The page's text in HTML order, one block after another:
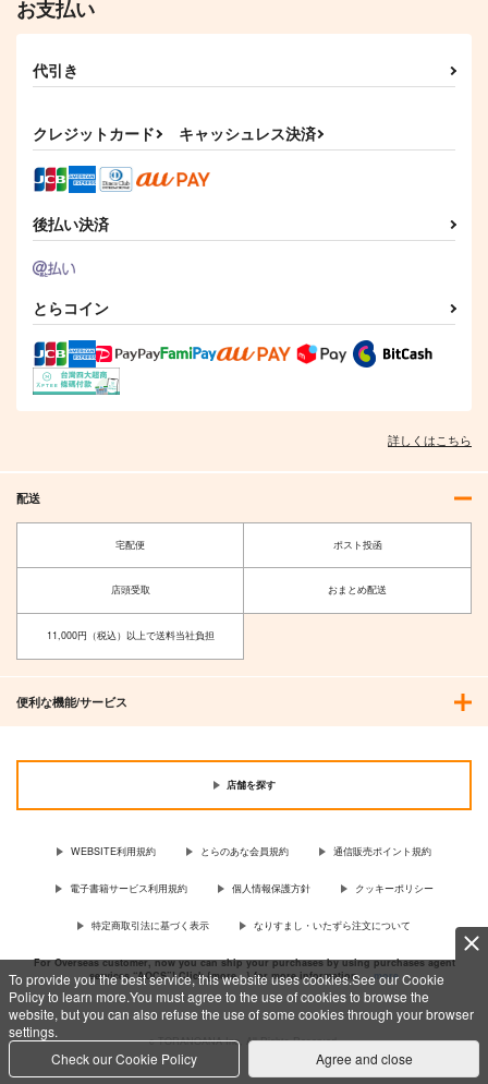
To provide you the best service, this website uses cookies.See our Cookie
Policy to learn more.You must agree to the use of cookies to browse the
website, but you can also refuse the use of some cookies through your browser
settings.
Check our Cookie Policy
Agree and close
Watatoshi
880円（税込）
サンプル
Watatoshi
880円
サンプル
AFEE エンターテイメ
サンプル
きまぐれな鮪亭
サンプル
作品詳細
11版
近藤顕彦
2,144
作品詳細
お支払い
代引き
クレジットカード キャッシュレス決済
後払い決済
とらコイン
詳しくはこちら
配送
宅配便 ポスト投函
店頭受取 おまとめ配送
11,000円（税込）以上で送料当社負担
便利な機能/サービス
店舗を探す
WEBSITE利用規約 とらのあな会員規約 通信販売ポイント規約
電子書籍サービス利用規約 個人情報保護方針 クッキーポリシー
特定商取引法に基づく表示 なりすまし・いたずら注文について
For Overseas customer, now you can ship your purchases by using purchases agent
services “AOCS”! Click {more…} for more information …more
c TORANOANA Inc, All Rights Reserved.